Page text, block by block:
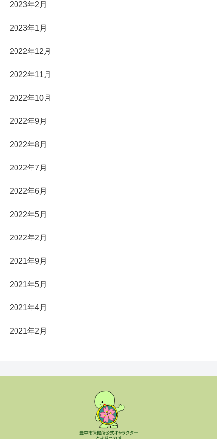
2023年2月
2023年1月
2022年12月
2022年11月
2022年10月
2022年9月
2022年8月
2022年7月
2022年6月
2022年5月
2022年2月
2021年9月
2021年5月
2021年4月
2021年2月